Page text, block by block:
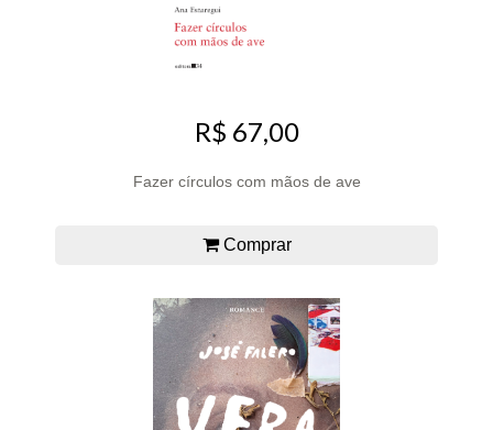
R$ 67,00
Fazer círculos com mãos de ave
Comprar